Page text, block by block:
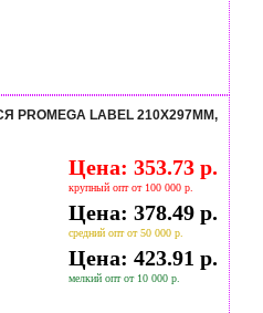
LABEL 210Х297ММ,
Цена: 353.73 р.
крупный опт от 100 000 р.
Цена: 378.49 р.
средний опт от 50 000 р.
Цена: 423.91 р.
мелкий опт от 10 000 р.